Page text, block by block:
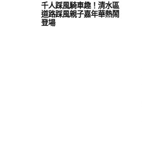
千人踩風騎車趣！清水區
道路踩風親子嘉年華熱鬧
登場